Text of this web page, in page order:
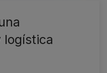
logística